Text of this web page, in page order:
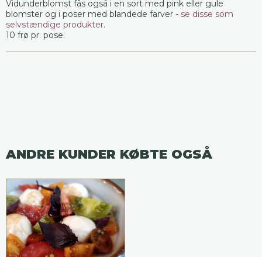
Vidunderblomst fås også i en sort med pink eller gule
blomster og i poser med blandede farver - se disse som
selvstændige produkter.
10 frø pr. pose.
ANDRE KUNDER KØBTE OGSÅ